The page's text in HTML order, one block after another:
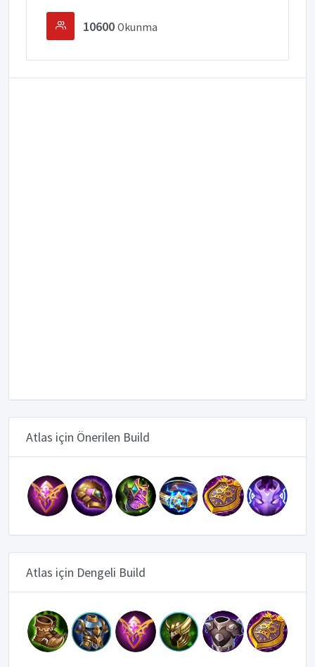
10600 Okunma
Atlas için Önerilen Build
Atlas için Dengeli Build